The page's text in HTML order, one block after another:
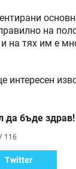
на
на тях им е
интересен
да бъде здрав!
116
Twitter